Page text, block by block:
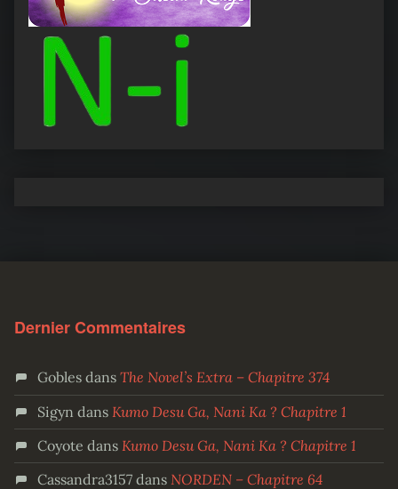
Dernier Commentaires
Goblesdans The Novel’s Extra – Chapitre 374
Sigyn dans Kumo Desu Ga, Nani Ka ? Chapitre 1
Coyote dans Kumo Desu Ga, Nani Ka ? Chapitre 1
Cassandra3157dans NORDEN – Chapitre 64